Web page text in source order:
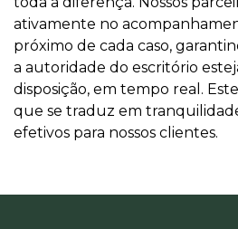
ativamente no
próximo de cada caso,
a autoridade do escritório
disposição, em tempo real.
que se traduz em
efetivos para nossos clientes.